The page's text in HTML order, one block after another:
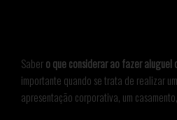
Sabero que considerar ao fazer aluguel
importante quando se trata de realizar
apresentação corporativa, um